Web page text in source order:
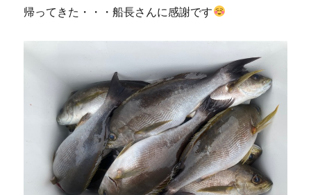
帰ってきた・・・船長さんに感謝です